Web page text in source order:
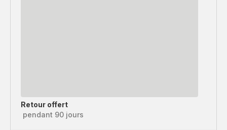
Retour offert
pendant 90 jours